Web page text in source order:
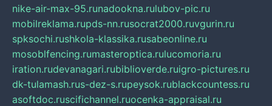
nike-air-max-95.runadookna.rulubov-pic.ru
mobilreklama.rupds-nn.rusocrat2000.ruvgurin.ru
spksochi.rushkola-klassika.rusabeonline.ru
mosoblfencing.rumasteroptica.rulucomoria.ru
iration.rudevanagari.rubiblioverde.ruigro-pictures.ru
dk-tulamash.rus-dez-s.rupeysok.rublackcountess.ru
asoftdoc.ruscifichannel.ruocenka-appraisal.ru